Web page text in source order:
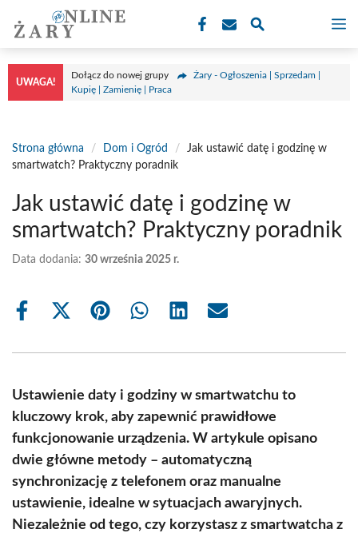
treści
UWAGA!
Dołącz do nowej grupy
Żary - Ogłoszenia | Sprzedam |
Kupię | Zamienię | Praca
Strona główna / Dom i Ogród /
Jak ustawić datę i godzinę w
smartwatch? Praktyczny poradnik
Jak ustawić datę i godzinę w
smartwatch? Praktyczny poradnik
Data dodania: 30 września 2025 r.
Share
Share
(Twitter)
Share Share Share Share
Ustawienie daty i godziny w smartwatchu to
kluczowy krok, aby zapewnić prawidłowe
funkcjonowanie urządzenia. W artykule opisano
dwie główne metody – automatyczną
synchronizację z telefonem oraz manualne
ustawienie, idealne w sytuacjach awaryjnych.
Niezależnie od tego, czy korzystasz z smartwatcha z